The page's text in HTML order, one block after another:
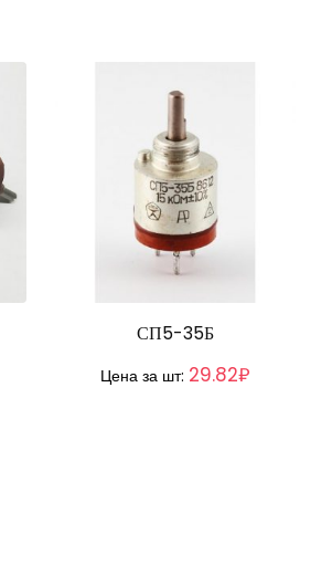
СП5-35Б
Цена за шт: 29.82₽